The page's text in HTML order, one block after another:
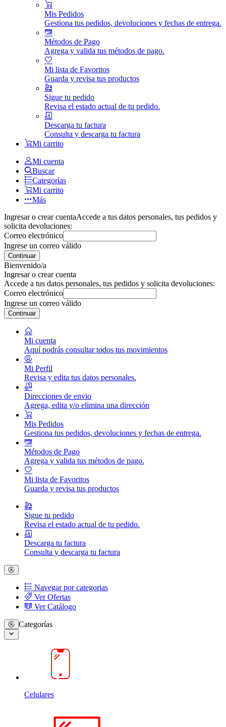
Mis Pedidos
Gestiona tus pedidos, devoluciones y fechas de entrega.
Métodos de Pago
Agrega y valida tus métodos de pago.
Mi lista de Favoritos
Guarda y revisa tus productos
Sigue tu pedido
Revisa el estado actual de tu pedido.
Descarga tu factura
Consulta y descarga tu factura
Mi carrito
Mi cuenta
Buscar
Categorías
Mi carrito
Más
Ingresar o crear cuentaAccede a tus datos personales, tus pedidos y
solicita devoluciones:
Correo electrónico
Ingrese un correo válido
Continuar
Bienvenido/a
Ingresar o crear cuenta
Accede a tus datos personales, tus pedidos y solicita devoluciones:
Correo electrónico
Ingrese un correo válido
Continuar
Mi cuenta
Aquí podrás consultar todos tus movimientos
Mi Perfil
Revisa y edita tus datos personales.
Direcciones de envio
Agrega, edita y/o elimina una dirección
Mis Pedidos
Gestiona tus pedidos, devoluciones y fechas de entrega.
Métodos de Pago
Agrega y valida tus métodos de pago.
Mi lista de Favoritos
Guarda y revisa tus productos
Sigue tu pedido
Revisa el estado actual de tu pedido.
Descarga tu factura
Consulta y descarga tu factura
Navegar por categorias
Ver Ofertas
Ver Catálogo
Categorías
Celulares